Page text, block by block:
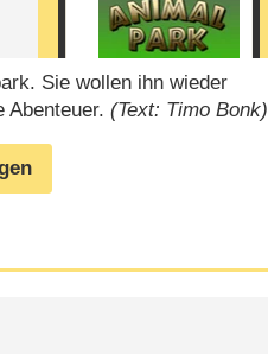
Sie wollen ihn wieder
Abenteuer.(Text: Timo Bonk)